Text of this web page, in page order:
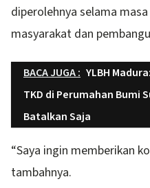
diperolehnya selama
masyarakat dan
BACA JUGA : YLBH
TKD di Perumahan Bumi
Batalkan Saja
“Saya ingin memberikan
tambahnya.